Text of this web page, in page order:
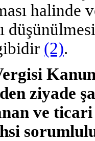
halinde
(2).
ziyade
ve